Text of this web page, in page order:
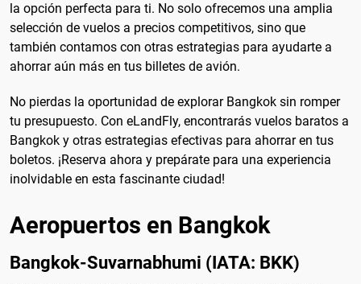
la opción perfecta para ti. No solo ofrecemos una amplia
selección de vuelos a precios competitivos, sino que
también contamos con otras estrategias para ayudarte a
ahorrar aún más en tus billetes de avión.
No pierdas la oportunidad de explorar Bangkok sin romper
tu presupuesto. Con eLandFly, encontrarás vuelos baratos a
Bangkok y otras estrategias efectivas para ahorrar en tus
boletos. ¡Reserva ahora y prepárate para una experiencia
inolvidable en esta fascinante ciudad!
Aeropuertos en Bangkok
Bangkok-Suvarnabhumi (IATA: BKK)